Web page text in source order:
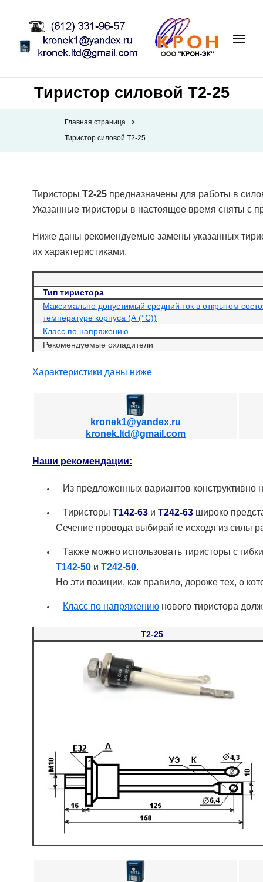
Тиристор силовой Т2-25
Главная страница
Тиристор силовой Т2-25
Тиристоры Т2-25 предназначены для работы в
Указанные тиристоры в настоящее время сняты с
Ниже даны рекомендуемые замены указанных
их характеристиками.
Тип тиристора
Максимально допустимый средний ток в открытом
температуре корпуса (А (°С))
Класс по напряжению
Рекомендуемые охладители
Характеристики даны ниже
kronek1@yandex.ru
kronek.ltd@gmail.com
Наши рекомендации:
Из предложенных вариантов конструктивно
Тиристоры Т142-63 и Т242-63 широко
Сечение провода выбирайте исходя из силы
Также можно использовать тиристоры с
Т142-50 и Т242-50.
Но эти позиции, как правило, дороже тех, о
Класс по напряжению нового тиристора
Т2-25